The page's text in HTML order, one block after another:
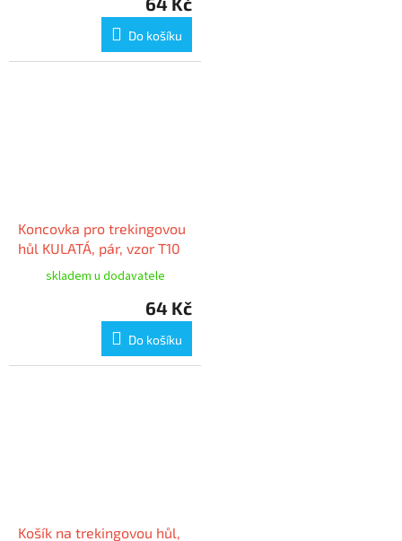
Do košíku
Koncovka pro trekingovou
hůl KULATÁ, pár, vzor T10
skladem u dodavatele
64 Kč
Do košíku
Košík na trekingovou hůl,